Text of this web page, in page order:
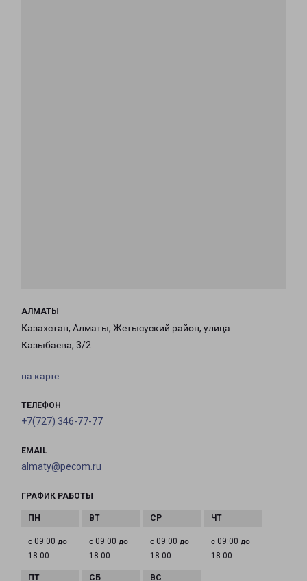
АЛМАТЫ
Казахстан, Алматы, Жетысуский район, улица
Казыбаева, 3/2
на карте
ТЕЛЕФОН
+7(727) 346-77-77
EMAIL
almaty@pecom.ru
ГРАФИК РАБОТЫ
с 09:00 до
18:00
с 09:00 до
18:00
с 09:00 до
18:00
с 09:00 до
18:00